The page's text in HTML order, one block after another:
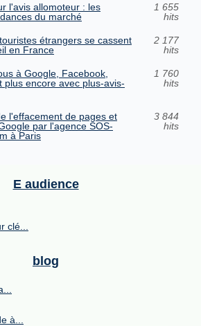
l'avis allomoteur : les
du marché
1 655
hits
étrangers se cassent
en France
2 177
hits
à Google, Facebook,
plus encore avec plus-avis-
1 760
hits
l'effacement de pages et
par l'agence SOS-
à Paris
3 844
hits
E audience
clé...
blog
à...